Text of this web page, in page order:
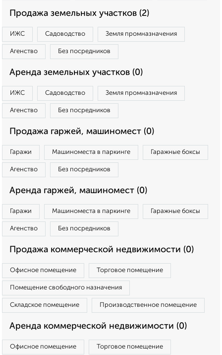
Продажа земельных участков (2)
ИЖС Садоводство Земля промназначения
Агенство Без посредников
Аренда земельных участков (0)
ИЖС Садоводство Земля промназначения
Агенство Без посредников
Продажа гаржей, машиномест (0)
Гаражи Машиноместа в паркинге Гаражные боксы
Агенство Без посредников
Аренда гаржей, машиномест (0)
Гаражи Машиноместа в паркинге Гаражные боксы
Агенство Без посредников
Продажа коммерческой недвижимости (0)
Офисное помещение Торговое помещение
Помещение свободного назначения
Складское помещение Производственное помещение
Аренда коммерческой недвижимости (0)
Офисное помещение Торговое помещение